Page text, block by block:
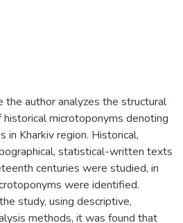
the author analyzes the structural
microtoponyms denoting
in Kharkiv region. Historical,
statistical-written texts
centuries were studied, in
were identified.
study, using descriptive,
methods, it was found that